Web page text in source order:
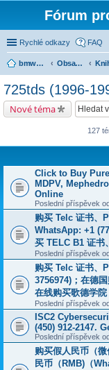
Fórum
Rychlé odkazy FAQ
bmw7er-club.cz Obsah fóra
725tds (1996-
Nové téma
127
Click to Buy
MDPV,
Online
Poslední příspěvek
购买 Telc 证书、
WhatsApp: +1
买 TELC B1 证书
Poslední příspěvek
购买 Telc 证书、
3756974)；在德
在线购买歌德学
Poslední příspěvek
ISC2
(450) 912-2147.
Poslední příspěvek
购买假人民币（
民币（RMB)（